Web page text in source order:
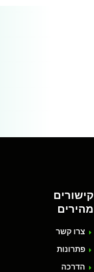
קישורים
מהירים
צרו קשר
פתרונות
הדרכה